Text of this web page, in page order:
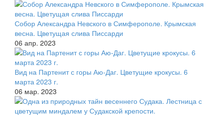
Собор Александра Невского в Симферополе. Крымская
весна. Цветущая слива Писсарди
06 апр. 2023
Вид на Партенит с горы Аю-Даг. Цветущие крокусы. 6
марта 2023 г.
06 мар. 2023